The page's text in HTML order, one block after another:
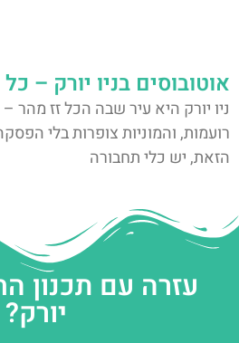
אוטובוסים בניו יורק –
ניו יורק היא עיר שבה הכל זז
רועמות, והמוניות צופרות בלי
הזאת, יש כלי תחבורה
עזרה עם תכנון
יורק?